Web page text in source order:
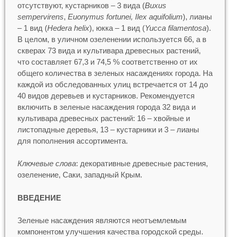
отсутствуют, кустарников – 3 вида (Buxus
sempervirens, Euonymus fortunei, Ilex aquifolium), лианы
– 1 вид (Hedera helix), юкка – 1 вид (Yucca filamentosa).
В целом, в уличном озеленении используется 66, а в
скверах 73 вида и культивара древесных растений,
что составляет 67,3 и 74,5 % соответственно от их
общего количества в зеленых насаждениях города. На
каждой из обследованных улиц встречается от 14 до
40 видов деревьев и кустарников. Рекомендуется
включить в зеленые насаждения города 32 вида и
культивара древесных растений: 16 – хвойные и
листопадные деревья, 13 – кустарники и 3 – лианы
для пополнения ассортимента.
Ключевые слова: декоративные древесные растения,
озеленение, Саки, западный Крым.
ВВЕДЕНИЕ
Зеленые насаждения являются неотъемлемым
компонентом улучшения качества городской среды.